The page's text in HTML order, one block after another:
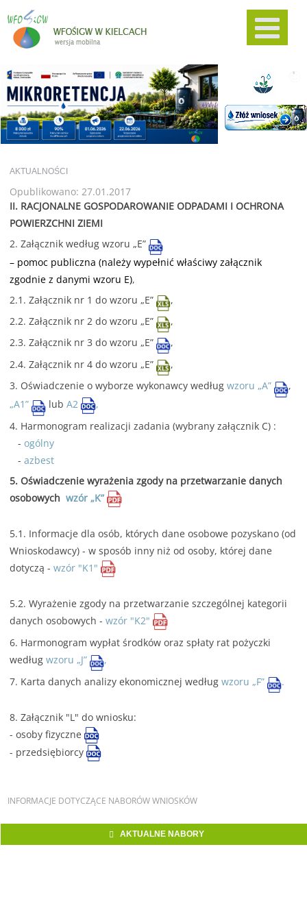
AKTUALNOŚCI
Opublikowano: 27.01.2017
II. RACJONALNE GOSPODAROWANIE ODPADAMI I OCHRONA
POWIERZCHNI ZIEMI
2. Załącznik według wzoru „E”
– pomoc publiczna (należy wypełnić właściwy załącznik
zgodnie z danymi wzoru E),
2.1. Załącznik nr 1 do wzoru „E”
,
2.2. Załącznik nr 2 do wzoru „E”
,
2.3. Załącznik nr 3 do wzoru „E”
,
2.4. Załącznik nr 4 do wzoru „E”
,
3. Oświadczenie o wyborze wykonawcy według wzoru „A”
,
„A1”
lub A2
,
4. Harmonogram realizacji zadania (wybrany załącznik C) :
- ogólny
- azbest
5. Oświadczenie wyrażenia zgody na przetwarzanie danych
osobowych wzór „K”
5.1. Informacje dla osób, których dane osobowe pozyskano (od
Wnioskodawcy) - w sposób inny niż od osoby, której dane
dotyczą - wzór "K1"
5.2. Wyrażenie zgody na przetwarzanie szczególnej kategorii
danych osobowych - wzór "K2"
6. Harmonogram wypłat środków oraz spłaty rat pożyczki
według wzoru „J”
,
7. Karta danych analizy ekonomicznej według wzoru „F” .
8. Załącznik "L" do wniosku:
- osoby fizyczne
- przedsiębiorcy
INFORMACJE DOTYCZĄCE NABORÓW WNIOSKÓW
AKTUALNE NABORY